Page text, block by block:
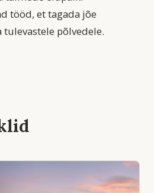
tööd, et tagada jõe
põlvedele.